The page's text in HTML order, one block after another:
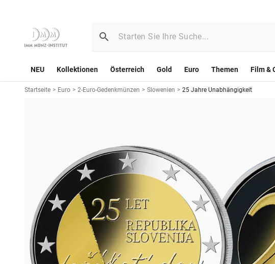
NEU Kollektionen Österreich Gold Euro Themen Film &
Startseite > Euro > 2-Euro-Gedenkmünzen > Slowenien > 25 Jahre Unabhängigkeit